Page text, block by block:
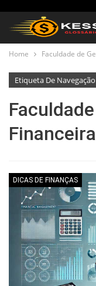
Home Faculdade de
Etiqueta De Navegação
Financeira
DICAS DE FINANÇAS